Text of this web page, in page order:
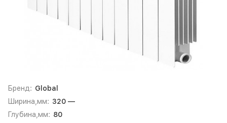
Бренд: Global
Ширина,мм: 320 —
Глубина,мм: 80